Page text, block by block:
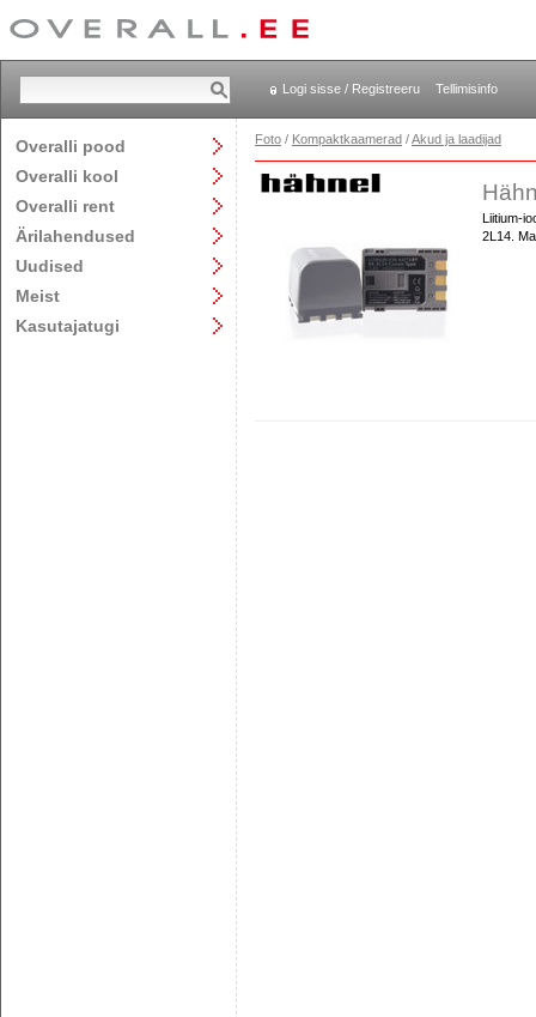
Logi sisse / Registreeru Tellimisinfo
Overalli pood
Overalli kool
Overalli rent
Ärilahendused
Uudised
Meist
Kasutajatugi
Foto / Kompaktkaamerad /Akud ja laadijad
Liitium-
2L14.